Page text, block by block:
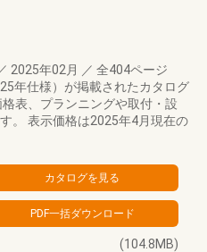
2025年02月 ／ 全404ページ
年仕様）が掲載されたカタログ
表、プランニングや取付・設
。 表示価格は2025年4月現在の
(104.8MB)